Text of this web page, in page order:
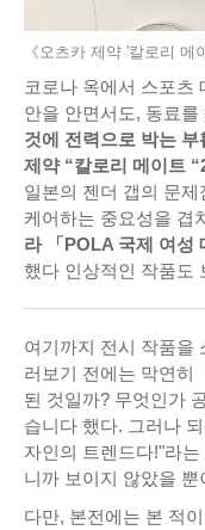
《오츠카 제약 '칼로리 메
코로나 옥에서 스포츠
안을 안면서도, 동료를
것에 전력으로 박는
제약 “칼로리 메이트
일본의 젠더 갭의 문
케어하는 중요성을 겹
라 「POLA 국제 여성
했다 인상적인 작품도
여기까지 전시 작품을
러보기 전에는 막연히
된 것일까? 무엇인가
습니다 했다. 그러나
자인의 트렌드다!"라
니까 보이지 않았을
다만, 본전에는 본 적